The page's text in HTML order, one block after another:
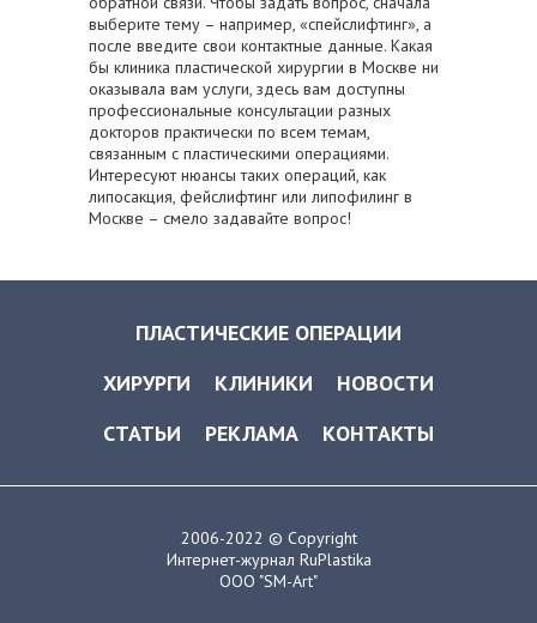
выберите тему – например, «спейслифтинг», а
после введите свои контактные данные. Какая
бы клиника пластической хирургии в Москве ни
оказывала вам услуги, здесь вам доступны
профессиональные консультации разных
докторов практически по всем темам,
связанным с пластическими операциями.
Интересуют нюансы таких операций, как
липосакция, фейслифтинг или липофилинг в
Москве – смело задавайте вопрос!
ПЛАСТИЧЕСКИЕ ОПЕРАЦИИ
ХИРУРГИ
КЛИНИКИ
НОВОСТИ
СТАТЬИ
РЕКЛАМА КОНТАКТЫ
2006-2022 © Copyright
Интернет-журнал RuPlastika
ООО "SM-Art"